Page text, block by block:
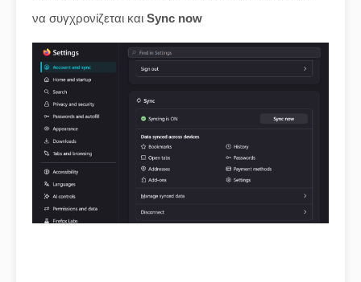
να συγχρονίζεται και Sync now